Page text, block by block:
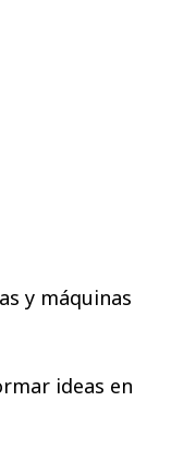
y máquinas
ideas en